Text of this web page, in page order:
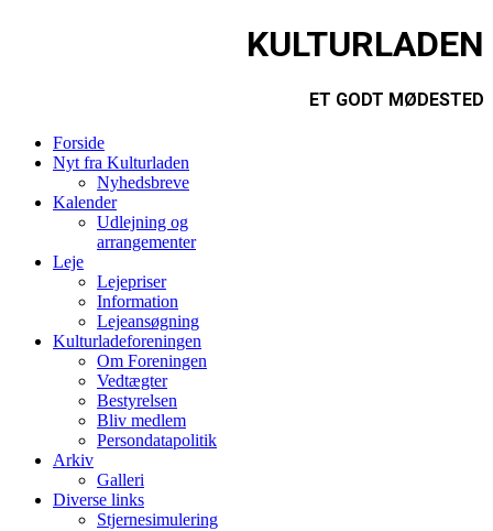
KULTURLADEN
ET GODT MØDESTED
Forside
Nyt fra Kulturladen
Nyhedsbreve
Kalender
Udlejning og
arrangementer
Leje
Lejepriser
Information
Lejeansøgning
Kulturladeforeningen
Om Foreningen
Vedtægter
Bestyrelsen
Bliv medlem
Persondatapolitik
Arkiv
Galleri
Diverse links
Stjernesimulering